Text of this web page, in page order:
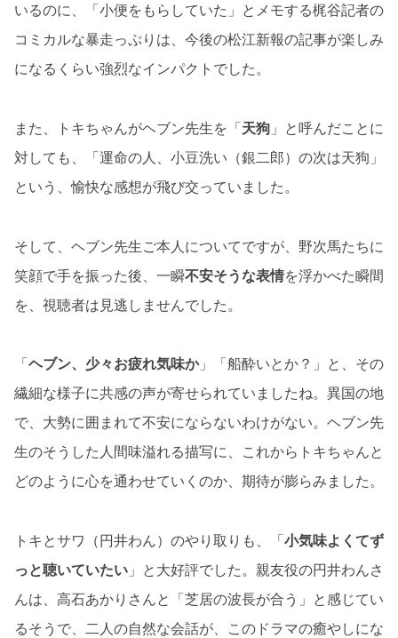
いるのに、「小便をもらしていた」とメモする梶谷記者の
コミカルな暴走っぷりは、今後の松江新報の記事が楽しみ
になるくらい強烈なインパクトでした。
また、トキちゃんがヘブン先生を「天狗 」と呼んだことに
対しても、「運命の人、小豆洗い（銀二郎）の次は天狗」
という、愉快な感想が飛び交っていました。
そして、ヘブン先生ご本人についてですが、野次馬たちに
笑顔で手を振った後、一瞬不安そうな表情を浮かべた瞬間
を、視聴者は見逃しませんでした。
「ヘブン、少々お疲れ気味か」「船酔いとか？」と、その
繊細な様子に共感の声が寄せられていましたね。異国の地
で、大勢に囲まれて不安にならないわけがない。ヘブン先
生のそうした人間味溢れる描写に、これからトキちゃんと
どのように心を通わせていくのか、期待が膨らみました。
トキとサワ（円井わん）のやり取りも、「小気味よくてず
っと聴いていたい 」と大好評でした。親友役の円井わんさ
んは、高石あかりさんと「芝居の波長が合う」と感じてい
るそうで、二人の自然な会話が、このドラマの癒やしにな